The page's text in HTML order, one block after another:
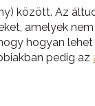
között. Az
amelyek
hogyan
pedig az